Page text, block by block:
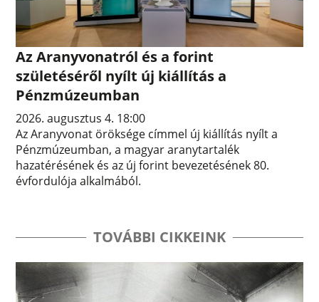
Az Aranyvonatról és a forint
születéséről nyílt új kiállítás a
Pénzmúzeumban
2026. augusztus 4. 18:00
Az Aranyvonat öröksége címmel új kiállítás nyílt a
Pénzmúzeumban, a magyar aranytartalék
hazatérésének és az új forint bevezetésének 80.
évfordulója alkalmából.
TOVÁBBI CIKKEINK